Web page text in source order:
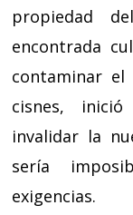
propiedad
encontrada
contaminar
cisnes,
invalidar la
sería
exigencias.